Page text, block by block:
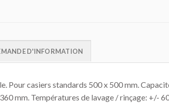
D'INFORMATION
Pour casiers standards 500 x 500 mm.
mm. Températures de lavage / rinçage: